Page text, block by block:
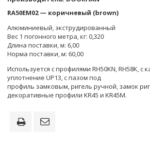
RA50EМ02 — коричневый (brown)
Алюминиевый, экструдированный
Вес 1 погонного метра, кг: 0,320
Длина поставки, м: 6,00
Норма поставки, м: 60,00
Используется с профилями RH50KN, RH58K, с
уплотнение UP13, с пазом под
профиль замковым, ригель ручной, замок
декоративные профили KR45 и KR45M.